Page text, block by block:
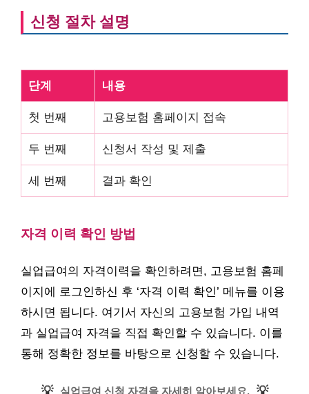
신청 절차 설명
단계 내용
첫 번째 고용보험 홈페이지 접속
두 번째 신청서 작성 및 제출
세 번째 결과 확인
자격 이력 확인 방법
실업급여의 자격이력을 확인하려면, 고용보험 홈페
이지에 로그인하신 후 ‘자격 이력 확인’ 메뉴를 이용
하시면 됩니다. 여기서 자신의 고용보험 가입 내역
과 실업급여 자격을 직접 확인할 수 있습니다. 이를
통해 정확한 정보를 바탕으로 신청할 수 있습니다.
💡 실업급여 신청 자격을 자세히 알아보세요. 💡